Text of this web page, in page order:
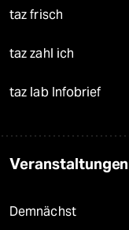
taz frisch
taz zahl ich
taz lab Infobrief
Veranstaltungen
Demnächst